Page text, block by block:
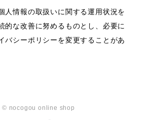
人情報の取扱いに関する運用状況を
的な改善に努めるものとし、必要に
バシーポリシーを変更することがあ
© nocogou online shop